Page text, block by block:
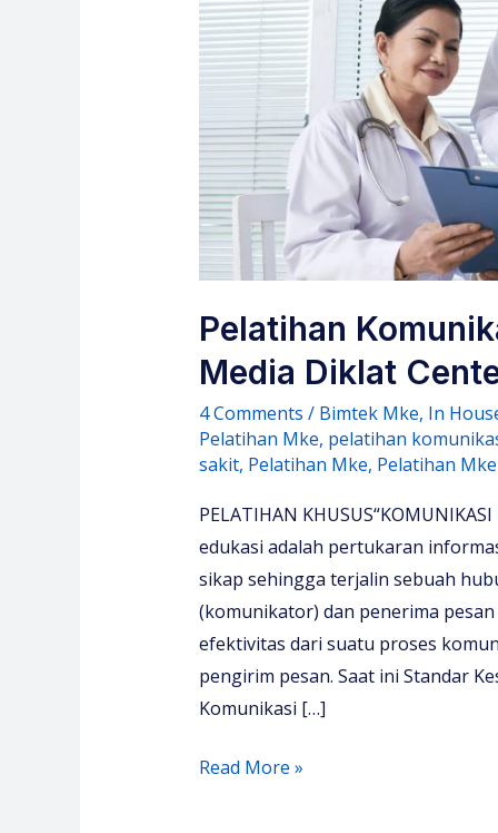
Pelatihan
Media Diklat
4 Comments / Bimtek Mke, In
Pelatihan Mke, pelatihan
sakit, Pelatihan Mke, Pelatihan
PELATIHAN
edukasi adalah pertukaran
sikap sehingga terjalin sebuah
(komunikator) dan penerima
efektivitas dari suatu proses
pengirim pesan. Saat ini Standar
Komunikasi […]
Pelatihan
Read More »